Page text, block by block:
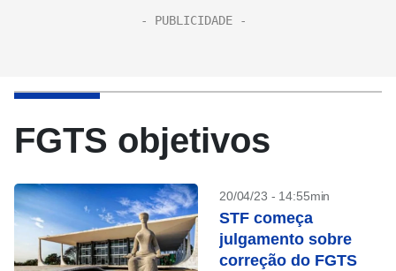
FGTS objetivos
20/04/23 - 14:55min
STF começa
julgamento sobre
correção do FGTS